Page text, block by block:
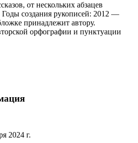
от нескольких абзацев
Годы создания рукописей: 2012 —
принадлежит автору.
орфографии и пунктуации
2024 г.